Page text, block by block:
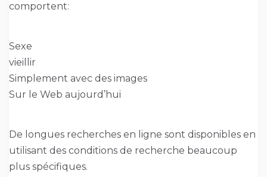
comportent:
Sexe
vieillir
Simplement avec des images
Sur le Web aujourd’hui
De longues recherches en ligne sont disponibles en
utilisant des conditions de recherche beaucoup
plus spécifiques.